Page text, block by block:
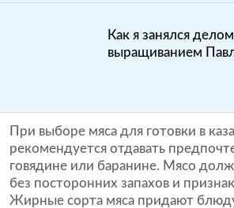
Как я занялся
выращиванием
При выборе мяса для готовки в
рекомендуется отдавать
говядине или баранине. Мясо
без посторонних запахов и
Жирные сорта мяса придают